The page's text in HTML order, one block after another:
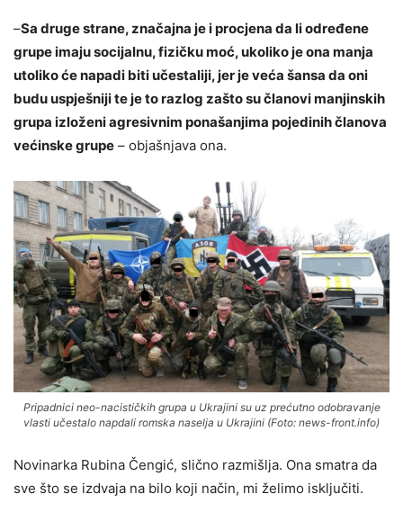
–Sa druge strane, značajna je i procjena da li određene
grupe imaju socijalnu, fizičku moć, ukoliko je ona manja
utoliko će napadi biti učestaliji, jer je veća šansa da oni
budu uspješniji te je to razlog zašto su članovi manjinskih
grupa izloženi agresivnim ponašanjima pojedinih članova
većinske grupe – objašnjava ona.
Pripadnici neo-nacističkih grupa u Ukrajini su uz prećutno odobravanje
vlasti učestalo napdali romska naselja u Ukrajini (Foto: news-front.info)
Novinarka Rubina Čengić, slično razmišlja. Ona smatra da
sve što se izdvaja na bilo koji način, mi želimo isključiti.